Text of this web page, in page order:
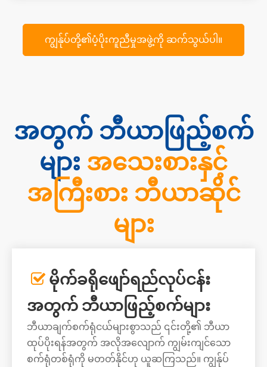
ကျွန်ုပ်တို့၏ပံ့ပိုးကူညီမှုအဖွဲ့ကို ဆက်သွယ်ပါ။
အတွက် ဘီယာဖြည့်စက်
များ အသေးစားနှင့်
အကြီးစား ဘီယာဆိုင်
များ
 မိုက်ခရိုဖျော်ရည်လုပ်ငန်း
အတွက် ဘီယာဖြည့်စက်များ
ဘီယာချက်စက်ရုံငယ်များစွာသည် ၎င်းတို့၏ ဘီယာ
ထုပ်ပိုးရန်အတွက် အလိုအလျောက် ကျွမ်းကျင်သော
စက်ရုံတစ်ရုံကို မတတ်နိုင်ဟု ယူဆကြသည်။ ကျွန်ုပ်